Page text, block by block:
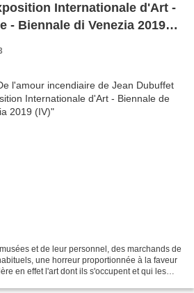
Internationale d'Art -
- Biennale di Venezia 2019
et de leur personnel, des marchands de
une horreur proportionnée à la faveur
en effet l'art dont ils s'occupent et qui les